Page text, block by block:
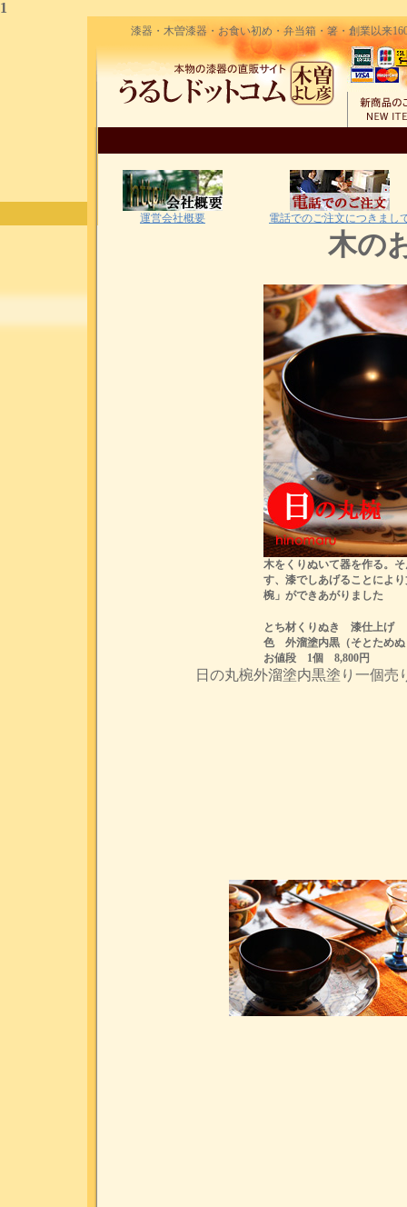
1
漆器・木曽漆器・お食い初め・弁当箱・箸・創業以来
運営会社概要 電話でのご注文につきまし
木の
木をくりぬいて器を作る。
す、漆でしあげることによ
椀」ができあがりました
とち材くりぬき 漆仕上げ
色 外溜塗内黒（そとためぬ
お値段 1個 8,800円
日の丸椀外溜塗内黒塗り一個売